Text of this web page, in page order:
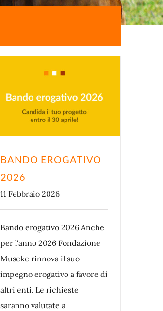
2026
BANDO EROGATIVO
2026
11 Febbraio 2026
Bando erogativo 2026 Anche
per l'anno 2026 Fondazione
Museke rinnova il suo
impegno erogativo a favore di
altri enti. Le richieste
saranno valutate a